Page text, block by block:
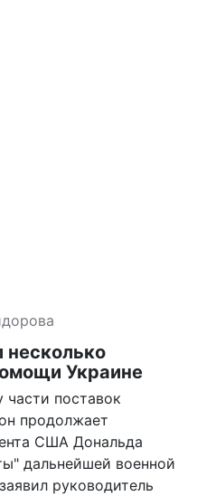
несколько
Украине
части поставок
продолжает
США Дональда
дальнейшей военной
руководитель